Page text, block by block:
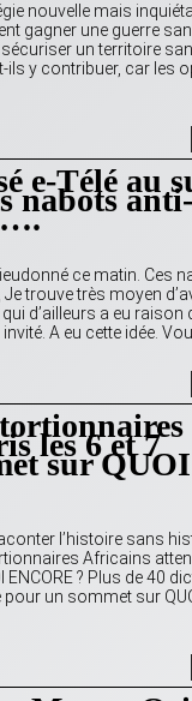
nouvelle mais
gagner une guerre
un territoire
y contribuer, car les
e-Télé au
nabots anti-
ce matin. Ces
trouve très moyen
d’ailleurs a eu raison
A eu cette idée.
les 6 et 7
sur QUOI
sans
Africains
? Plus de 40
un sommet sur